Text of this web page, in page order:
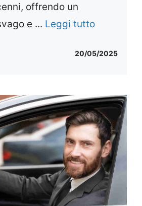
offrendo un
e ... Leggi tutto
20/05/2025